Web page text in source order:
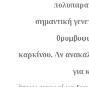
σημαντική
καρκίνου. Αν
για